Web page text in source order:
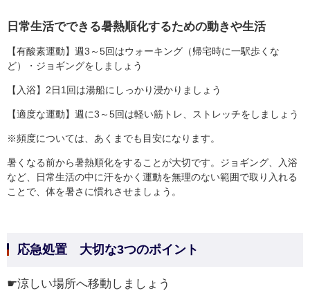
日常生活でできる暑熱順化するための動きや生活
【有酸素運動】週3～5回はウォーキング（帰宅時に一駅歩くな
ど）・ジョギングをしましょう
【入浴】2日1回は湯船にしっかり浸かりましょう
【適度な運動】週に3～5回は軽い筋トレ、ストレッチをしましょう
※頻度については、あくまでも目安になります。
暑くなる前から暑熱順化をすることが大切です。ジョギング、入浴
など、日常生活の中に汗をかく運動を無理のない範囲で取り入れる
ことで、体を暑さに慣れさせましょう。
応急処置 大切な3つのポイント
☛涼しい場所へ移動しましょう